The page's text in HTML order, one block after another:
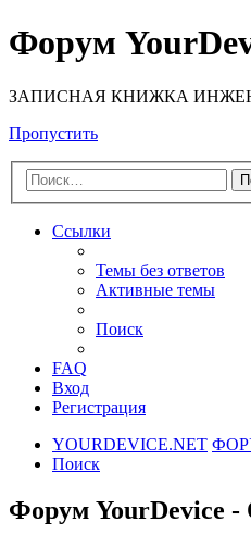
Форум
ЗАПИСНАЯ КНИЖКА
Пропустить
Ссылки
Темы без ответов
Активные темы
Поиск
FAQ
Вход
Регистрация
YOURDEVICE.NET
Поиск
Форум YourDevice